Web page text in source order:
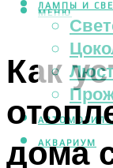
ЛАМПЫ И
АКВАРИУМ
МЕНЮ
Как
дома